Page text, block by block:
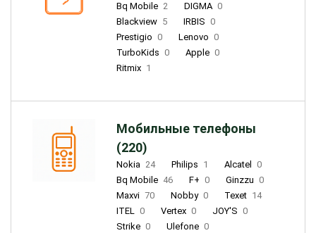
Bq Mobile 2 DIGMA 0
Blackview 5 IRBIS 0
Prestigio 0 Lenovo 0
TurboKids 0 Apple 0
Ritmix 1
Мобильные телефоны
(220)
Nokia 24 Philips 1 Alcatel
0
Bq Mobile 46 F+ 0 Ginzzu 0
Maxvi 70 Nobby 0 Texet 14
ITEL 0 Vertex 0 JOY'S 0
Strike 0 Ulefone 0